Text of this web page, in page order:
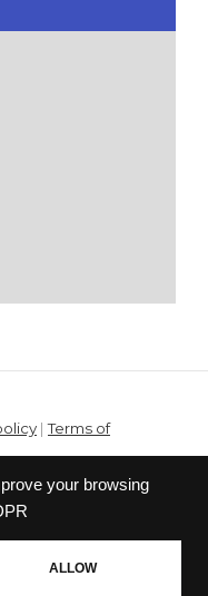
your browsing
ALLOW
|Terms of
& Lee
Gravity Game